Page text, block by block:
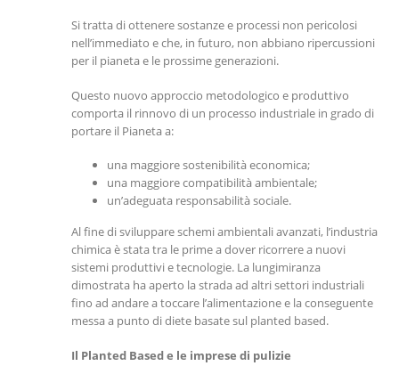
Si tratta di ottenere sostanze e processi non pericolosi
nell’immediato e che, in futuro, non abbiano ripercussioni
per il pianeta e le prossime generazioni.
Questo nuovo approccio metodologico e produttivo
comporta il rinnovo di un processo industriale in grado di
portare il Pianeta a:
una maggiore sostenibilità economica;
una maggiore compatibilità ambientale;
un’adeguata responsabilità sociale.
Al fine di sviluppare schemi ambientali avanzati, l’industria
chimica è stata tra le prime a dover ricorrere a nuovi
sistemi produttivi e tecnologie. La lungimiranza
dimostrata ha aperto la strada ad altri settori industriali
fino ad andare a toccare l’alimentazione e la conseguente
messa a punto di diete basate sul planted based.
Il Planted Based e le imprese di pulizie